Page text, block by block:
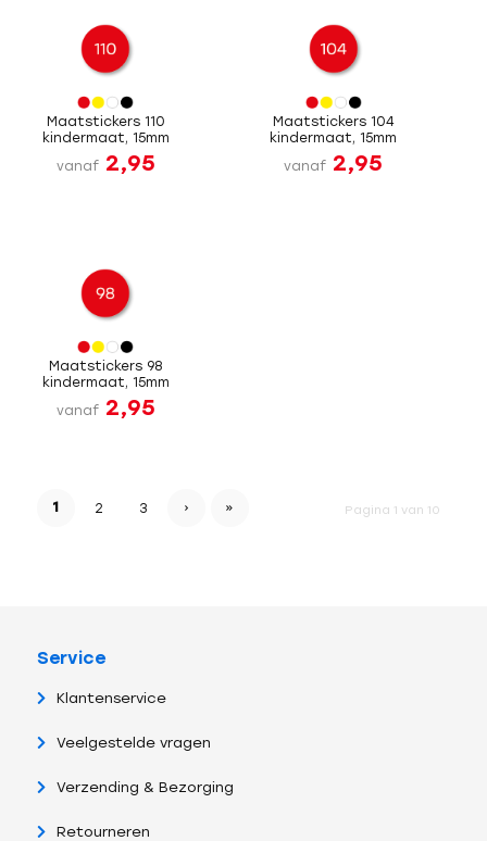
Maatstickers 110
kindermaat, 15mm
vanaf 2,95
Maatstickers 104
kindermaat, 15mm
vanaf 2,95
Maatstickers 98
kindermaat, 15mm
vanaf 2,95
Pagina 1 van 10
1 2 3 › »
Service
Klantenservice
Veelgestelde vragen
Verzending & Bezorging
Retourneren